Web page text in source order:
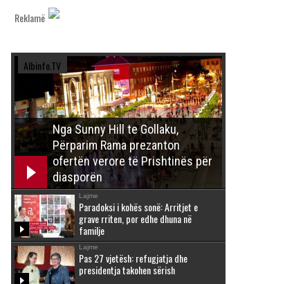
Reklamë
Albinfo.TV
Nga Sunny Hill te Gollaku,
Përparim Rama prezanton
ofertën verore të Prishtinës për
diasporën
Lajme
Paradoksi i kohës sonë: Arritjet e
grave rriten, por edhe dhuna në
familje
Lajme
Pas 27 vjetësh: refugjatja dhe
presidentja takohen sërish